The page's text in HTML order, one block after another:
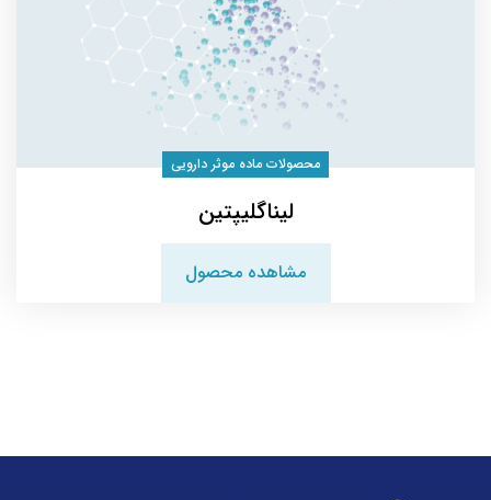
محصولات ماده موثر دارویی
لیناگلیپتین
مشاهده محصول